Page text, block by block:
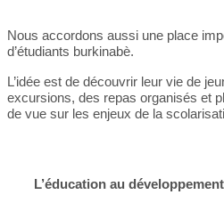
Nous accordons aussi une place
d’étudiants burkinabè.
L’idée est de découvrir leur vie de
excursions, des repas organisés et
de vue sur les enjeux de la
L’éducation au développement